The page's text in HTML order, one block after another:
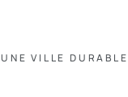
UNE VILLE DURABLE